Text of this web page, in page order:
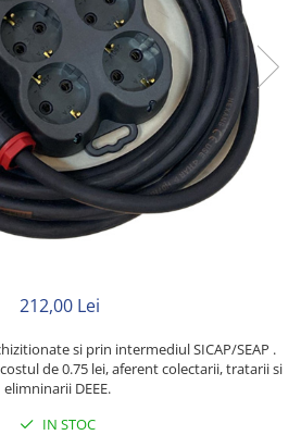
212,00 Lei
si prin intermediul SICAP/SEAP .
de 0.75 lei, aferent colectarii, tratarii si
elimninarii DEEE.
IN STOC